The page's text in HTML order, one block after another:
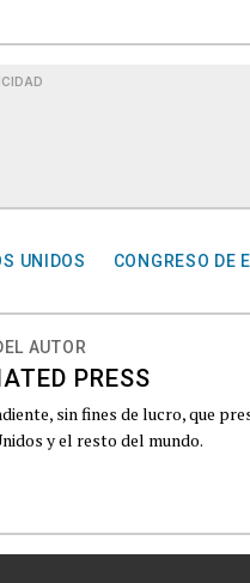
UNIDOS
CONGRESO DE
AUTOR
PRESS
sin fines de lucro, que
y el resto del mundo.